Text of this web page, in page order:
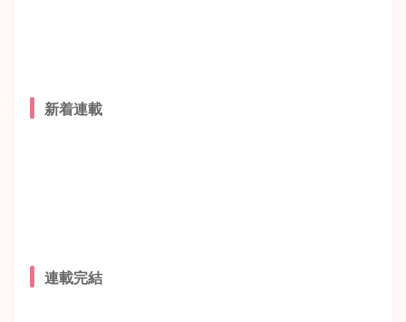
新着連載
連載完結